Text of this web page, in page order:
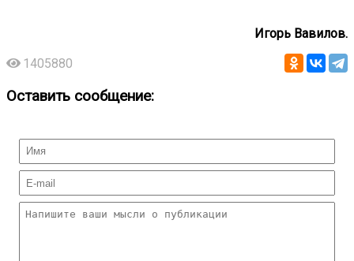
Игорь Вавилов.
1405880
Оставить сообщение: